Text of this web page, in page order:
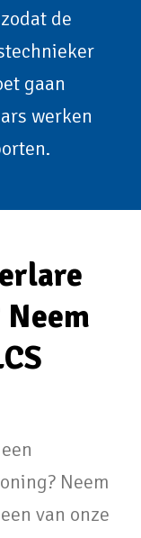
de
gaan
werken
Neem
van onze